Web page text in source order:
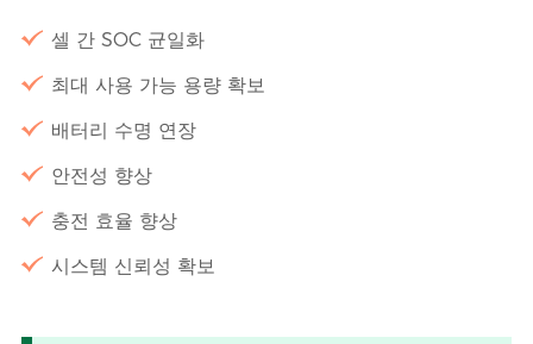
셀 간 SOC 균일화
최대 사용 가능 용량 확보
배터리 수명 연장
안전성 향상
충전 효율 향상
시스템 신뢰성 확보